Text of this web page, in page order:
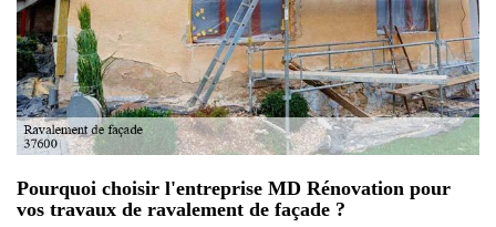
Pourquoi choisir l'entreprise MD Rénovation pour
vos travaux de ravalement de façade ?